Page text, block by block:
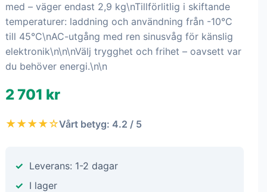
med – väger endast 2,9 kg\nTillförlitlig i skiftande
temperaturer: laddning och användning från -10°C
till 45°C\nAC-utgång med ren sinusvåg för känslig
elektronik\n\n\nVälj trygghet och frihet – oavsett var
du behöver energi.\n\n
2 701 kr
★★★★☆Vårt betyg: 4.2 / 5
Leverans: 1-2 dagar
I lager